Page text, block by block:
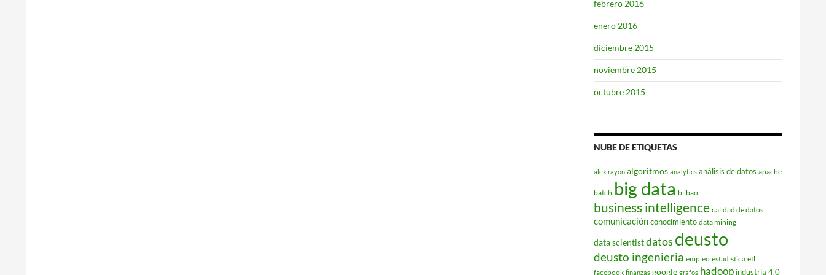
febrero 2016
enero 2016
diciembre 2015
noviembre 2015
octubre 2015
NUBE DE ETIQUETAS
alex rayon algoritmos analytics análisis de datos apache
batch big data bilbao
business intelligence calidad de datos
comunicaciónconocimiento data mining
data scientistdatos deusto
deusto ingenieria empleo estadística etl
facebook finanzas google grafos hadoop industria 4.0